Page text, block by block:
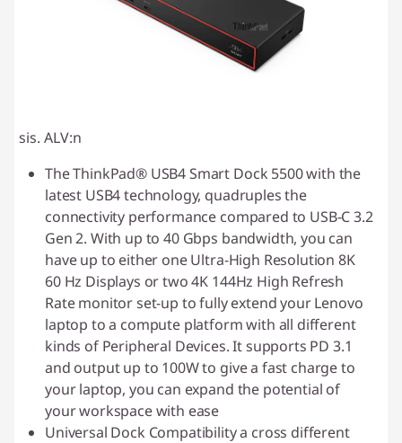
sis. ALV:n
The ThinkPad® USB4 Smart Dock 5500 with the
latest USB4 technology, quadruples the
connectivity performance compared to USB-C 3.2
Gen 2. With up to 40 Gbps bandwidth, you can
have up to either one Ultra-High Resolution 8K
60 Hz Displays or two 4K 144Hz High Refresh
Rate monitor set-up to fully extend your Lenovo
laptop to a compute platform with all different
kinds of Peripheral Devices. It supports PD 3.1
and output up to 100W to give a fast charge to
your laptop, you can expand the potential of
your workspace with ease
Universal Dock Compatibility a cross different